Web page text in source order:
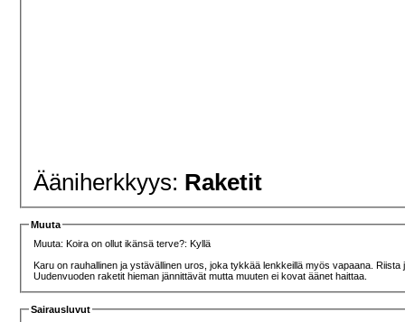
Ääniherkkyys: Raketit
Muuta
Muuta: Koira on ollut ikänsä terve?: Kyllä
Karu on rauhallinen ja ystävällinen uros, joka tykkää lenkkeillä myös vapaana.
Uudenvuoden raketit hieman jännittävät mutta muuten ei kovat äänet haittaa.
Sairausluvut